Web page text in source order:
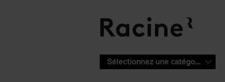
Sélectionnez une catégorie